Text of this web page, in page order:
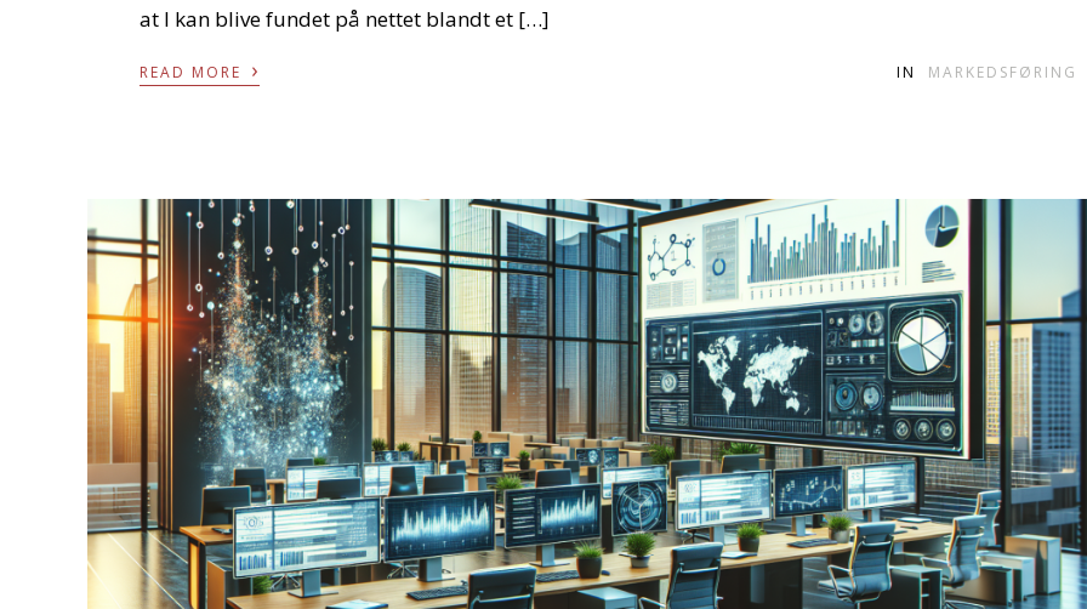
at I kan blive fundet på nettet blandt et […]
READ MORE › IN MARKEDSFØRING